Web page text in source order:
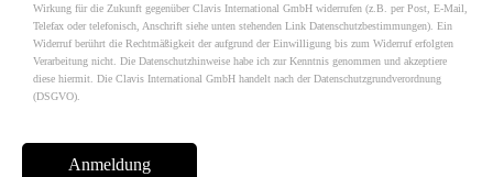
Wirkung für die Zukunft gegenüber Clavis International GmbH widerrufen (z.B. per Post, E-Mail,
Telefax oder telefonisch, Anschrift siehe unten stehenden Link Datenschutzbestimmungen). Ein
Widerruf berührt die Rechtmäßigkeit der aufgrund der Einwilligung bis zum Widerruf erfolgten
Verarbeitung nicht. Die Datenschutzhinweise habe ich zur Kenntnis genommen und akzeptiere
diese hiermit. Die Clavis International GmbH handelt nach der Datenschutzgrundverordnung
(DSGVO).